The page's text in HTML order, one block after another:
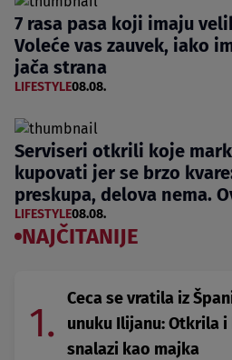
7 rasa pasa koji imaju
Voleće vas zauvek, iako
jača strana
LIFESTYLE08.08.
Serviseri otkrili koje
kupovati jer se brzo
preskupa, delova nema.
LIFESTYLE08.08.
NAJČITANIJE
1.
Ceca se vratila iz
unuku Ilijanu: Otkrila
snalazi kao majka